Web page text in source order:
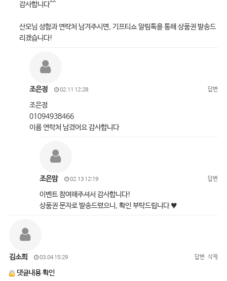
감사합니다^^
산모님 성함과 연락처 남겨주시면, 기프티쇼 알림톡을 통해 상품권 발송드
리겠습니다!
조은정 02.11 12:28 답변
조은정
01094938466
이름 연락처 남겼어요 감사합니다
조은맘 02.13 12:19 답변
이벤트 참여해주셔서 감사합니다!
상품권 문자로 발송드렸으니, 확인 부탁드립니다 ♥
김소희 03.04 15:29 답변 삭제
댓글내용 확인